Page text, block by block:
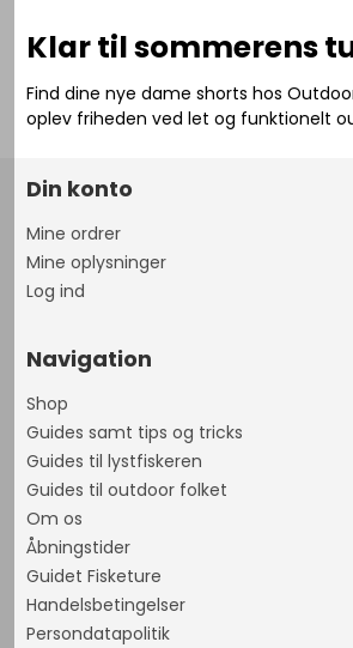
Klar til sommerens
Find dine nye dame shorts hos
oplev friheden ved let og funktionelt
Din konto
Mine ordrer
Mine oplysninger
Log ind
Navigation
Shop
Guides samt tips og tricks
Guides til lystfiskeren
Guides til outdoor folket
Om os
Åbningstider
Guidet Fisketure
Handelsbetingelser
Persondatapolitik